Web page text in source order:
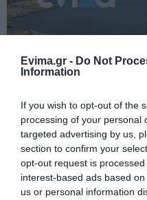
Evima.gr - Do Not
Information
If you wish to opt-out of the
processing of your personal
targeted advertising by us,
section to confirm your
opt-out request is
interest-based ads based
us or personal information
Νεότερα για τη φωτιά σε
06.08.2026 | 13:45
Καλοκαίρι στην Εύβοια
«Ταβέρνα Ξενύχτη» δεν
Χρόνια τώρα
06.08.2026 | 13:30
Σοκ στην Εύβοια:
εισέβαλε στο σπίτι –
Συναγερμός στη
Χαλκίδα: Γυναίκα
Γέφυρα